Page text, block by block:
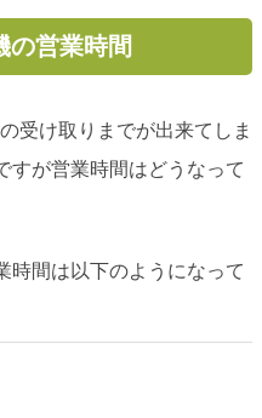
の営業時間
受け取りまでが出来てしま
すが営業時間はどうなって
時間は以下のようになって